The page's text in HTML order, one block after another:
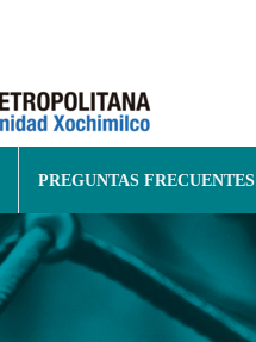
PREGUNTAS FRECUENTES